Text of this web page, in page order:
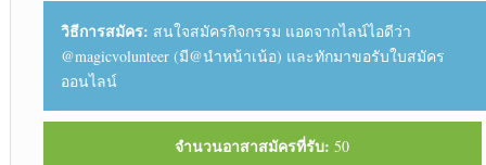
วิธีการสมัคร: สนใจสมัครกิจกรรม แอดจากไลน์ไอดีว่า
@magicvolunteer (มี@นำหน้าเน้อ) และทักมาขอรับใบสมัคร
ออนไลน์
จำนวนอาสาสมัครที่รับ: 50